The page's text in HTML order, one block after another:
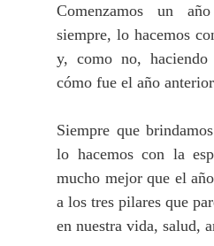
Comenzamos un
siempre, lo hacemos
y, como no,
cómo fue el año
Siempre que
lo hacemos con la
mucho mejor que el
a los tres pilares que
en nuestra vida, salud,